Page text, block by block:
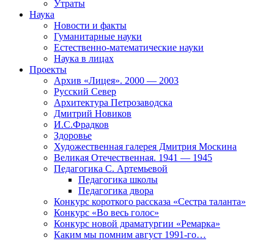
Утраты
Наука
Новости и факты
Гуманитарные науки
Естественно-математические науки
Наука в лицах
Проекты
Архив «Лицея». 2000 — 2003
Русский Север
Архитектура Петрозаводска
Дмитрий Новиков
И.С.Фрадков
Здоровье
Художественная галерея Дмитрия Москина
Великая Отечественная. 1941 — 1945
Педагогика С. Артемьевой
Педагогика школы
Педагогика двора
Конкурс короткого рассказа «Сестра таланта»
Конкурс «Во весь голос»
Конкурс новой драматургии «Ремарка»
Каким мы помним август 1991-го…